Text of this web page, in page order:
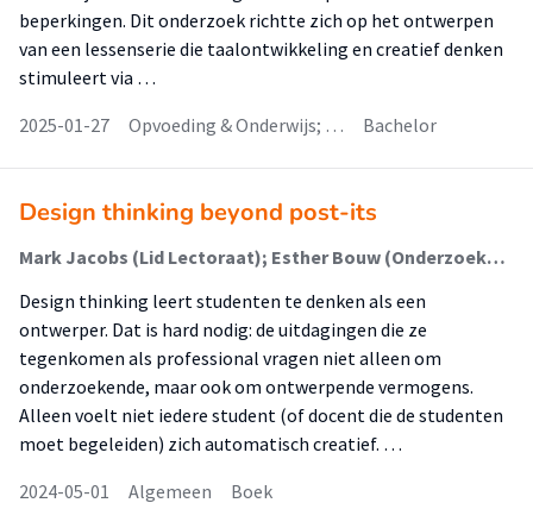
beperkingen. Dit onderzoek richtte zich op het ontwerpen
van een lessenserie die taalontwikkeling en creatief denken
stimuleert via …
2025-01-27
Opvoeding & Onderwijs; … Bachelor
Design thinking beyond post-its
Mark Jacobs (Lid Lectoraat); Esther Bouw (Onderzoeker); Guido Stompff (Lector)
Design thinking leert studenten te denken als een
ontwerper. Dat is hard nodig: de uitdagingen die ze
tegenkomen als professional vragen niet alleen om
onderzoekende, maar ook om ontwerpende vermogens.
Alleen voelt niet iedere student (of docent die de studenten
moet begeleiden) zich automatisch creatief. …
2024-05-01
Algemeen Boek